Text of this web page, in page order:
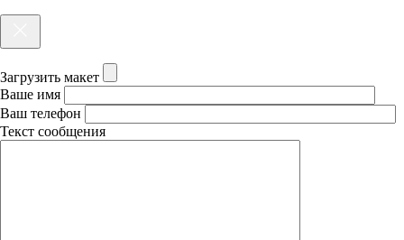
Загрузить макет
Ваше имя
Ваш телефон
Текст сообщения